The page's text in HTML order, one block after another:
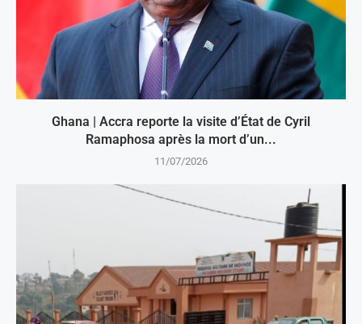
Ghana | Accra reporte la visite d’État de Cyril
Ramaphosa après la mort d’un...
11/07/2026